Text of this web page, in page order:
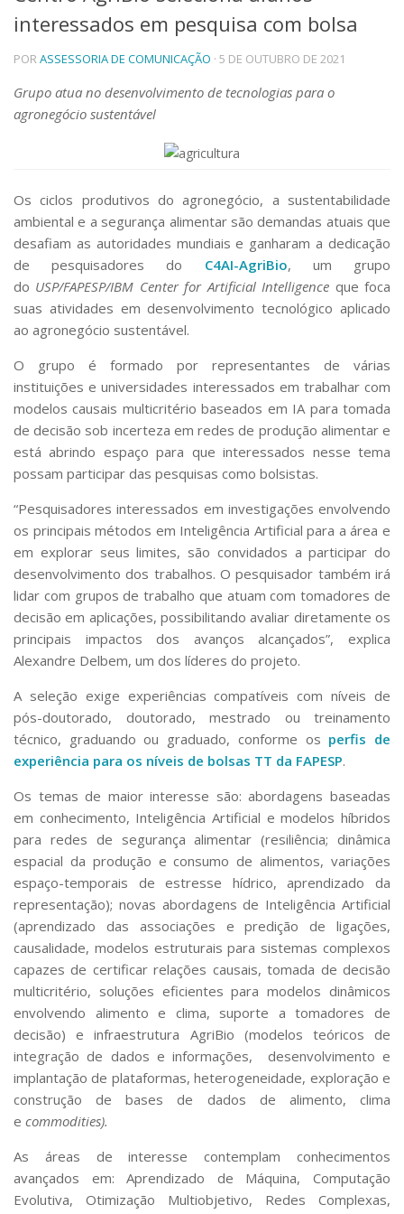
Telefones e Mapas
Pessoas
Ensino
Graduação
Pós-Graduação
Educação a distância
Linhas de Pesquisa
Centros, Núcleos e Projetos em Rede
Pós-doutorado
Iniciação Científica
Transferência de Tecnologia
Empresas Juniores
Extensão à Comunidade
Artes, Cultura e Esportes
Museus e Espaços Interativos
Serviços
Bibliotecas
Apoio ao Estudante
Segurança, Trânsito e Prevenção
Outros serviços
Comunicação
Assessorias e Mídias
Aplicativos e Sites
Jornal da USP
Agenda de Eventos
Defesa de Teses
interessados em pesquisa com bolsa
PORASSESSORIA DE COMUNICAÇÃO · 5 DE OUTUBRO DE 2021
Grupo atua no desenvolvimento de tecnologias para o
agronegócio sustentável
Os ciclos produtivos do agronegócio, a sustentabilidade
ambiental e a segurança alimentar são demandas atuais que
desafiam as autoridades mundiais e ganharam a dedicação
de pesquisadores do C4AI-AgriBio, um grupo
do USP/FAPESP/IBM Center for Artificial Intelligence que foca
suas atividades em desenvolvimento tecnológico aplicado
ao agronegócio sustentável.
O grupo é formado por representantes de várias
instituições e universidades interessados em trabalhar com
modelos causais multicritério baseados em IA para tomada
de decisão sob incerteza em redes de produção alimentar e
está abrindo espaço para que interessados nesse tema
possam participar das pesquisas como bolsistas.
“Pesquisadores interessados em investigações envolvendo
os principais métodos em Inteligência Artificial para a área e
em explorar seus limites, são convidados a participar do
desenvolvimento dos trabalhos. O pesquisador também irá
lidar com grupos de trabalho que atuam com tomadores de
decisão em aplicações, possibilitando avaliar diretamente os
principais impactos dos avanços alcançados”, explica
Alexandre Delbem, um dos líderes do projeto.
A seleção exige experiências compatíveis com níveis de
pós-doutorado, doutorado, mestrado ou treinamento
técnico, graduando ou graduado, conforme os perfis de
experiência para os níveis de bolsas TT da FAPESP.
Os temas de maior interesse são: abordagens baseadas
em conhecimento, Inteligência Artificial e modelos híbridos
para redes de segurança alimentar (resiliência; dinâmica
espacial da produção e consumo de alimentos, variações
espaço-temporais de estresse hídrico, aprendizado da
representação); novas abordagens de Inteligência Artificial
(aprendizado das associações e predição de ligações,
causalidade, modelos estruturais para sistemas complexos
capazes de certificar relações causais, tomada de decisão
multicritério, soluções eficientes para modelos dinâmicos
envolvendo alimento e clima, suporte a tomadores de
decisão) e infraestrutura AgriBio (modelos teóricos de
integração de dados e informações, desenvolvimento e
implantação de plataformas, heterogeneidade, exploração e
construção de bases de dados de alimento, clima
e commodities).
As áreas de interesse contemplam conhecimentos
avançados em: Aprendizado de Máquina, Computação
Evolutiva, Otimização Multiobjetivo, Redes Complexas,